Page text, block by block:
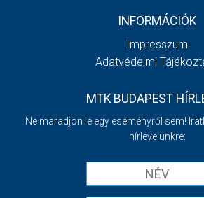
INFORMÁCIÓK
Impresszum
Adatvédelmi
MTK BUDAPEST
Ne maradjon le egy eseményről sem!
hírlevelünkre: